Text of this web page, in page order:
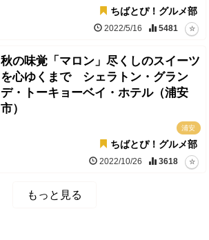
ちばとぴ！グルメ部
2022/5/16 5481
秋の味覚「マロン」尽くしのスイーツ
を心ゆくまで シェラトン・グラン
デ・トーキョーベイ・ホテル（浦安
市）
浦安
ちばとぴ！グルメ部
2022/10/26 3618
もっと見る